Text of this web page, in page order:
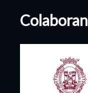
Colaboran